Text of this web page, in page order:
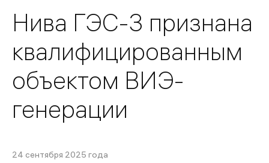
Нива ГЭС-3 признана
квалифицированным
объектом ВИЭ-
генерации
24 сентября 2025 года